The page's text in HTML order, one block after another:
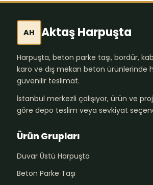
AH Aktaş Harpuşta
Harpuşta, beton parke taşı, bordür,
karo ve dış mekan beton ürünlerinde
güvenilir teslimat.
İstanbul merkezli çalışıyor, ürün ve
göre depo teslim veya sevkiyat
Ürün Grupları
Duvar Üstü Harpuşta
Beton Parke Taşı